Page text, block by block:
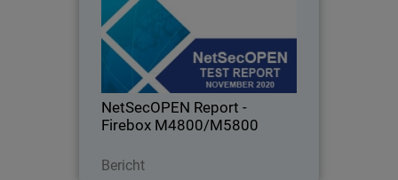
NetSecOPEN Report -
Firebox M4800/M5800
Bericht
NetSecOPEN, who evaluates real-world
firewall performance to reflect today’s
security needs, has certified Firebox
M4800/M5800 appliances.